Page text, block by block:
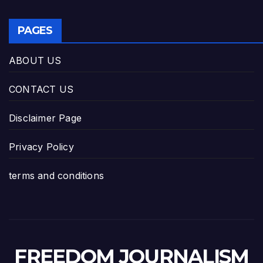
PAGES
ABOUT US
CONTACT US
Disclaimer Page
Privacy Policy
terms and conditions
FREEDOM JOURNALISM